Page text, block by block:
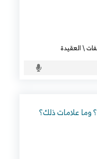
\العقيدة
وما علامات ذلك؟